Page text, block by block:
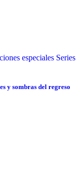
especiales Series
y sombras del regreso